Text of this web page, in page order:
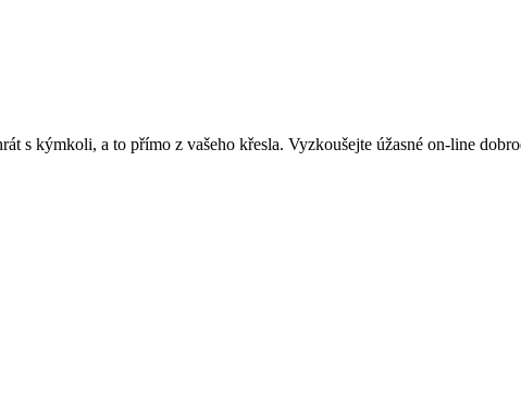
s kýmkoli, a to přímo z vašeho křesla. Vyzkoušejte úžasné on-line